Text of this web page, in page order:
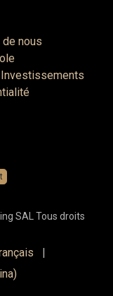
nous
Investissements
SAL Tous droits
|